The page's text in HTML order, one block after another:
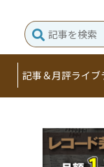
記事＆月評ライブ